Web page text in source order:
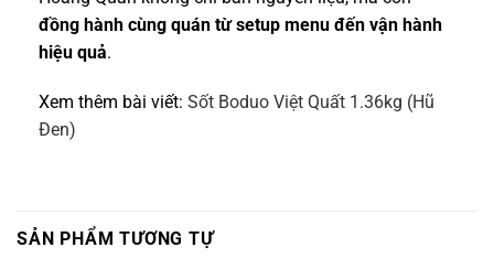
đồng hành cùng quán từ setup menu đến vận hành
hiệu quả.
Xem thêm bài viết: Sốt Boduo Việt Quất 1.36kg (Hũ
Đen)
SẢN PHẨM TƯƠNG TỰ